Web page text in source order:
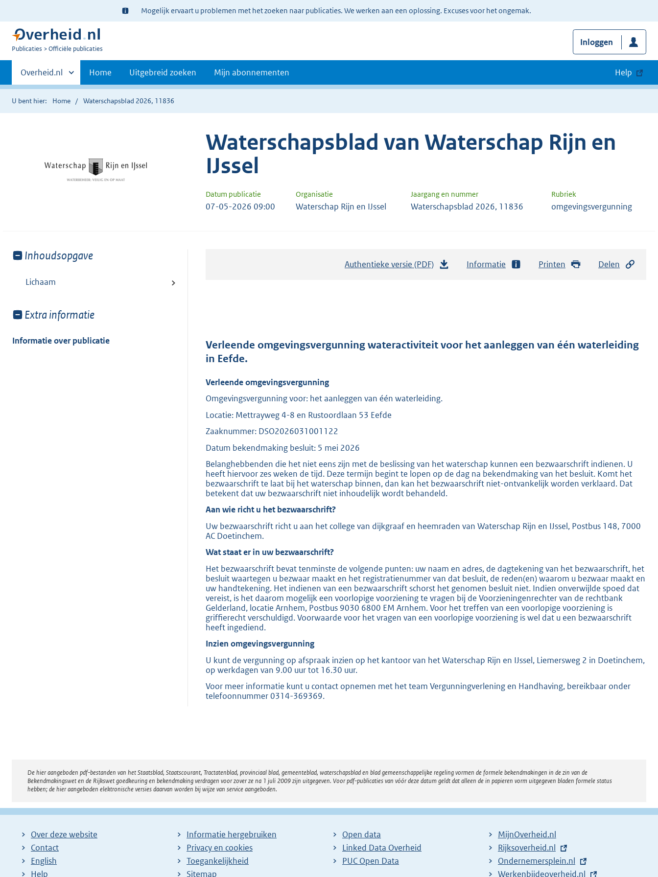
Ter
informatie:
Mogelijk ervaart u problemen met het zoeken naar publicaties. We werken aan een oplossing. Excuses voor het ongemak.
U
Publicaties Officiële publicaties
Inloggen
Primaire
navigatie
Andere
sites
binnen
Overheid.nl Home Uitgebreid zoeken Mijn abonnementen Help
U bent hier: Home Waterschapsblad 2026, 11836
Waterschapsblad van Waterschap Rijn en
IJssel
Datum publicatie Organisatie Jaargang en nummer Rubriek
07-05-2026 09:00 Waterschap Rijn en IJssel Waterschapsblad 2026, 11836 omgevingsvergunning
Toon
van:
Inhoudsopgave
Lichaam
Toon
van:
Extra informatie
Informatie over publicatie
Authentieke versie (PDF)
d
o
:
2
0
b
Informatie Printen Delen
Verleende omgevingsvergunning wateractiviteit voor het aanleggen van één waterleiding
in Eefde.
Verleende omgevingsvergunning
Omgevingsvergunning voor: het aanleggen van één waterleiding.
Locatie: Mettrayweg 4-8 en Rustoordlaan 53 Eefde
Zaaknummer: DSO2026031001122
Datum bekendmaking besluit: 5 mei 2026
Belanghebbenden die het niet eens zijn met de beslissing van het waterschap kunnen een bezwaarschrift indienen. U
heeft hiervoor zes weken de tijd. Deze termijn begint te lopen op de dag na bekendmaking van het besluit. Komt het
bezwaarschrift te laat bij het waterschap binnen, dan kan het bezwaarschrift niet-ontvankelijk worden verklaard. Dat
betekent dat uw bezwaarschrift niet inhoudelijk wordt behandeld.
Aan wie richt u het bezwaarschrift?
Uw bezwaarschrift richt u aan het college van dijkgraaf en heemraden van Waterschap Rijn en IJssel, Postbus 148, 7000
AC Doetinchem.
Wat staat er in uw bezwaarschrift?
Het bezwaarschrift bevat tenminste de volgende punten: uw naam en adres, de dagtekening van het bezwaarschrift, het
besluit waartegen u bezwaar maakt en het registratienummer van dat besluit, de reden(en) waarom u bezwaar maakt en
uw handtekening. Het indienen van een bezwaarschrift schorst het genomen besluit niet. Indien onverwijlde spoed dat
vereist, is het daarom mogelijk een voorlopige voorziening te vragen bij de Voorzieningenrechter van de rechtbank
Gelderland, locatie Arnhem, Postbus 9030 6800 EM Arnhem. Voor het treffen van een voorlopige voorziening is
griffierecht verschuldigd. Voorwaarde voor het vragen van een voorlopige voorziening is wel dat u een bezwaarschrift
heeft ingediend.
Inzien omgevingsvergunning
U kunt de vergunning op afspraak inzien op het kantoor van het Waterschap Rijn en IJssel, Liemersweg 2 in Doetinchem,
op werkdagen van 9.00 uur tot 16.30 uur.
Voor meer informatie kunt u contact opnemen met het team Vergunningverlening en Handhaving, bereikbaar onder
telefoonnummer 0314-369369.
Disclaimer
De hier aangeboden pdf-bestanden van het Staatsblad, Staatscourant, Tractatenblad, provinciaal blad, gemeenteblad, waterschapsblad en blad gemeenschappelijke regeling vormen de formele bekendmakingen in de zin van de
Bekendmakingswet en de Rijkswet goedkeuring en bekendmaking verdragen voor zover ze na 1 juli 2009 zijn uitgegeven. Voor pdf-publicaties van vóór deze datum geldt dat alleen de in papieren vorm uitgegeven bladen formele status
hebben; de hier aangeboden elektronische versies daarvan worden bij wijze van service aangeboden.
Over deze website
Contact
English
Help
Informatie hergebruiken
Privacy en cookies
Toegankelijkheid
Sitemap
Open data
Linked Data Overheid
PUC Open Data
MijnOverheid.nl
E
x
t
Rijksoverheid.nl
E
x
Ondernemersplein.nl
E
Werkenbijdeoverheid.nl